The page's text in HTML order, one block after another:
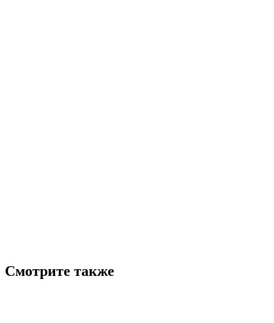
Смотрите также